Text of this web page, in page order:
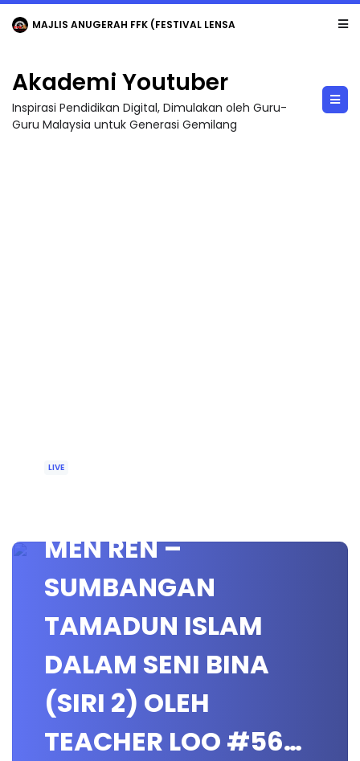
MAJLIS ANUGERAH FFK (FESTIVAL LENSA PENDIDIKAN - FLeP) 2026
Akademi Youtuber
Inspirasi Pendidikan Digital, Dimulakan oleh Guru-
Guru Malaysia untuk Generasi Gemilang
LIVE
MEN REN –
SUMBANGAN
TAMADUN ISLAM
DALAM SENI BINA
(SIRI 2) OLEH
TEACHER LOO #56…